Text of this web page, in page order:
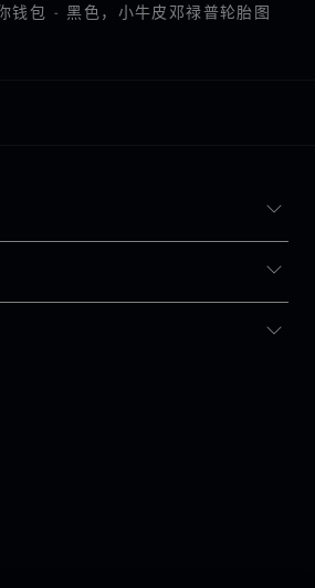
钱包 - 黑色，小牛皮邓禄普轮胎图
国家/地区）